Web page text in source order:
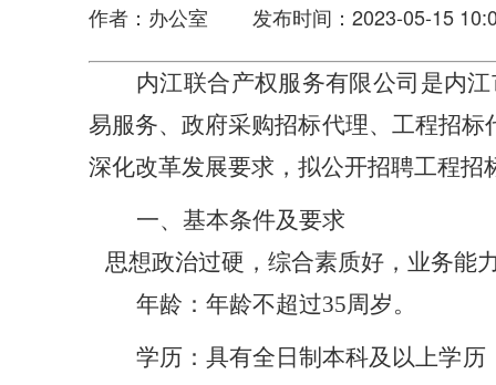
作者：办公室 发布时间：2023-05-15
内江联合产权服务有限公司是内
易服务、政府采购招标代理、工程招
深化改革发展要求，拟公开招聘工程招
一、基本条件及要求
思想政治过硬，综合素质好，业务能
年龄：年龄不超过35周岁。
学历：具有全日制本科及以上学